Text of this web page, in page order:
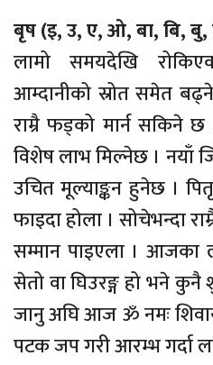
बृष (इ, उ, ए, ओ, बा, बि, बु,
लामो समयदेखि
आम्दानीको स्रोत समेत
राम्रै फड्को मार्न सकिने छ
विशेष लाभ मिल्नेछ । नयाँ
उचित मूल्याङ्कन हुनेछ ।
फाइदा होला । सोचेभन्दा
सम्मान पाइएला । आजका
सेतो वा घिउरङ्ग हो भने कुनै
जानु अघि आज ॐ नमः
पटक जप गरी आरम्भ गर्दा